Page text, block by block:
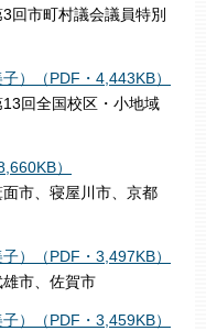
回市町村議会議員特別
）（PDF・4,443KB）
回全国校区・小地域
）
市、寝屋川市、京都
）（PDF・3,497KB）
市、佐賀市
）（PDF・3,459KB）